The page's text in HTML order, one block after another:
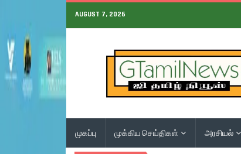
AUGUST 7, 2026
முகப்பு முக்கிய செய்திகள் அரசியல்